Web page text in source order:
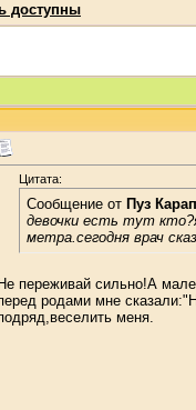
доступны
Цитата:
Сообщение от Пуз
девочки есть тут
метра.сегодня врач
Не переживай сильно!А
родами мне
меня.